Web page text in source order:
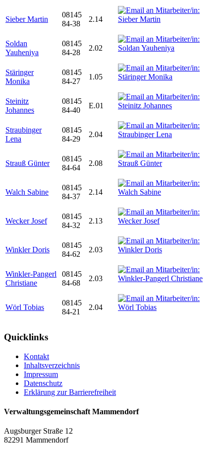
Sieber Martin
08145
84-38
2.14
Soldan
Yauheniya
08145
84-28
2.02
Stäringer
Monika
08145
84-27
1.05
Steinitz
Johannes
08145
84-40
E.01
Straubinger
Lena
08145
84-29
2.04
Strauß Günter
08145
84-64
2.08
Walch Sabine
08145
84-37
2.14
Wecker Josef
08145
84-32
2.13
Winkler Doris
08145
84-62
2.03
Winkler-Pangerl
Christiane
08145
84-68
2.03
Wörl Tobias
08145
84-21
2.04
Quicklinks
Kontakt
Inhaltsverzeichnis
Impressum
Datenschutz
Erklärung zur Barrierefreiheit
Verwaltungsgemeinschaft Mammendorf
Augsburger Straße 12
82291 Mammendorf